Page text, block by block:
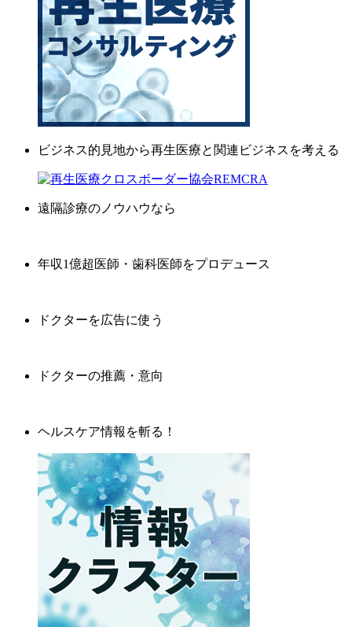
ビジネス的見地から再生医療と関連ビジネスを考える
遠隔診療のノウハウなら
年収1億超医師・歯科医師をプロデュース
ドクターを広告に使う
ドクターの推薦・意向
ヘルスケア情報を斬る！